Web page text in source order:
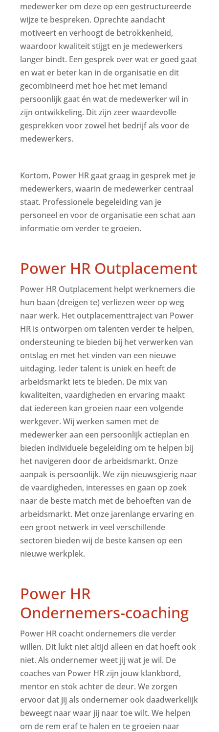
medewerker om deze op een gestructureerde
wijze te bespreken. Oprechte aandacht
motiveert en verhoogt de betrokkenheid,
waardoor kwaliteit stijgt en je medewerkers
langer bindt. Een gesprek over wat er goed gaat
en wat er beter kan in de organisatie en dit
gecombineerd met hoe het met iemand
persoonlijk gaat én wat de medewerker wil in
zijn ontwikkeling. Dit zijn zeer waardevolle
gesprekken voor zowel het bedrijf als voor de
medewerkers.
Kortom, Power HR gaat graag in gesprek met je
medewerkers, waarin de medewerker centraal
staat. Professionele begeleiding van je
personeel en voor de organisatie een schat aan
informatie om verder te groeien.
Power HR Outplacement
Power HR Outplacement helpt werknemers die
hun baan (dreigen te) verliezen weer op weg
naar werk. Het outplacementtraject van Power
HR is ontworpen om talenten verder te helpen,
ondersteuning te bieden bij het verwerken van
ontslag en met het vinden van een nieuwe
uitdaging. Ieder talent is uniek en heeft de
arbeidsmarkt iets te bieden. De mix van
kwaliteiten, vaardigheden en ervaring maakt
dat iedereen kan groeien naar een volgende
werkgever. Wij werken samen met de
medewerker aan een persoonlijk actieplan en
bieden individuele begeleiding om te helpen bij
het navigeren door de arbeidsmarkt. Onze
aanpak is persoonlijk. We zijn nieuwsgierig naar
de vaardigheden, interesses en gaan op zoek
naar de beste match met de behoeften van de
arbeidsmarkt. Met onze jarenlange ervaring en
een groot netwerk in veel verschillende
sectoren bieden wij de beste kansen op een
nieuwe werkplek.
Power HR
Ondernemers-coaching
Power HR coacht ondernemers die verder
willen. Dit lukt niet altijd alleen en dat hoeft ook
niet. Als ondernemer weet jij wat je wil. De
coaches van Power HR zijn jouw klankbord,
mentor en stok achter de deur. We zorgen
ervoor dat jij als ondernemer ook daadwerkelijk
beweegt naar waar jij naar toe wilt. We helpen
om de rem eraf te halen en te groeien naar